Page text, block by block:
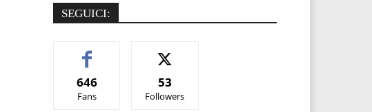
SEGUICI:
646
Fans
53
Followers